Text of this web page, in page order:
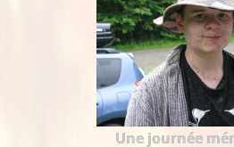
Une journée